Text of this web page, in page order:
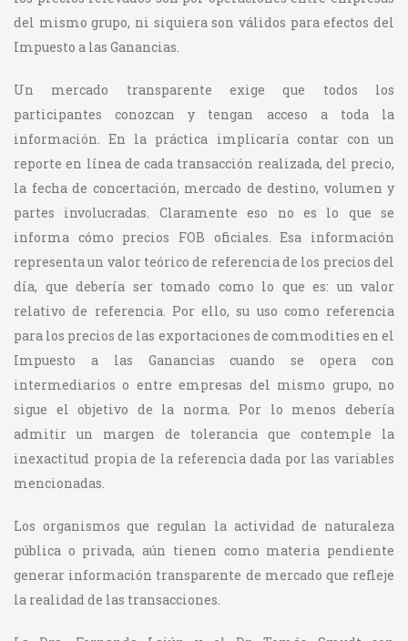
del mismo grupo, ni siquiera son válidos para efectos del
Impuesto a las Ganancias.
Un mercado transparente exige que todos los
participantes conozcan y tengan acceso a toda la
información. En la práctica implicaría contar con un
reporte en línea de cada transacción realizada, del precio,
la fecha de concertación, mercado de destino, volumen y
partes involucradas. Claramente eso no es lo que se
informa cómo precios FOB oficiales. Esa información
representa un valor teórico de referencia de los precios del
día, que debería ser tomado como lo que es: un valor
relativo de referencia. Por ello, su uso como referencia
para los precios de las exportaciones de commodities en el
Impuesto a las Ganancias cuando se opera con
intermediarios o entre empresas del mismo grupo, no
sigue el objetivo de la norma. Por lo menos debería
admitir un margen de tolerancia que contemple la
inexactitud propia de la referencia dada por las variables
mencionadas.
Los organismos que regulan la actividad de naturaleza
pública o privada, aún tienen como materia pendiente
generar información transparente de mercado que refleje
la realidad de las transacciones.